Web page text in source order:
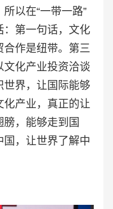
以在“一带一路”
：第一句话，文化
作是纽带。第三
文化产业投资洽谈
世界，让国际能够
化产业，真正的让
，能够走到国
国，让世界了解中